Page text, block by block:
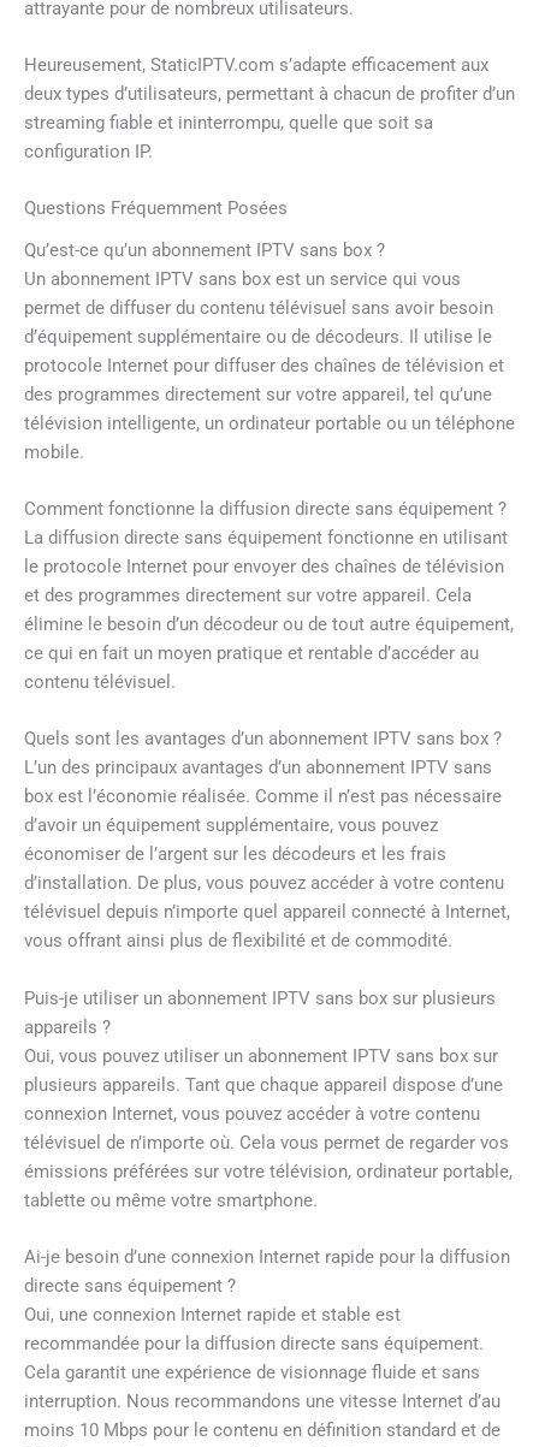
attrayante pour de nombreux utilisateurs.
Heureusement, StaticIPTV.com s’adapte efficacement aux
deux types d’utilisateurs, permettant à chacun de profiter d’un
streaming fiable et ininterrompu, quelle que soit sa
configuration IP.
Questions Fréquemment Posées
Qu’est-ce qu’un abonnement IPTV sans box ?
Un abonnement IPTV sans box est un service qui vous
permet de diffuser du contenu télévisuel sans avoir besoin
d’équipement supplémentaire ou de décodeurs. Il utilise le
protocole Internet pour diffuser des chaînes de télévision et
des programmes directement sur votre appareil, tel qu’une
télévision intelligente, un ordinateur portable ou un téléphone
mobile.
Comment fonctionne la diffusion directe sans équipement ?
La diffusion directe sans équipement fonctionne en utilisant
le protocole Internet pour envoyer des chaînes de télévision
et des programmes directement sur votre appareil. Cela
élimine le besoin d’un décodeur ou de tout autre équipement,
ce qui en fait un moyen pratique et rentable d’accéder au
contenu télévisuel.
Quels sont les avantages d’un abonnement IPTV sans box ?
L’un des principaux avantages d’un abonnement IPTV sans
box est l’économie réalisée. Comme il n’est pas nécessaire
d’avoir un équipement supplémentaire, vous pouvez
économiser de l’argent sur les décodeurs et les frais
d’installation. De plus, vous pouvez accéder à votre contenu
télévisuel depuis n’importe quel appareil connecté à Internet,
vous offrant ainsi plus de flexibilité et de commodité.
Puis-je utiliser un abonnement IPTV sans box sur plusieurs
appareils ?
Oui, vous pouvez utiliser un abonnement IPTV sans box sur
plusieurs appareils. Tant que chaque appareil dispose d’une
connexion Internet, vous pouvez accéder à votre contenu
télévisuel de n’importe où. Cela vous permet de regarder vos
émissions préférées sur votre télévision, ordinateur portable,
tablette ou même votre smartphone.
Ai-je besoin d’une connexion Internet rapide pour la diffusion
directe sans équipement ?
Oui, une connexion Internet rapide et stable est
recommandée pour la diffusion directe sans équipement.
Cela garantit une expérience de visionnage fluide et sans
interruption. Nous recommandons une vitesse Internet d’au
moins 10 Mbps pour le contenu en définition standard et de